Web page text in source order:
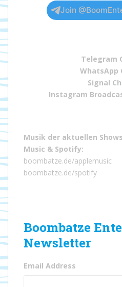
Join
Telegram
WhatsApp
Signal
Instagram
Musik der aktuellen
Music & Spotify:
boombatze.de/applemusic
boombatze.de/spotify
Boombatze
Newsletter
Email Address